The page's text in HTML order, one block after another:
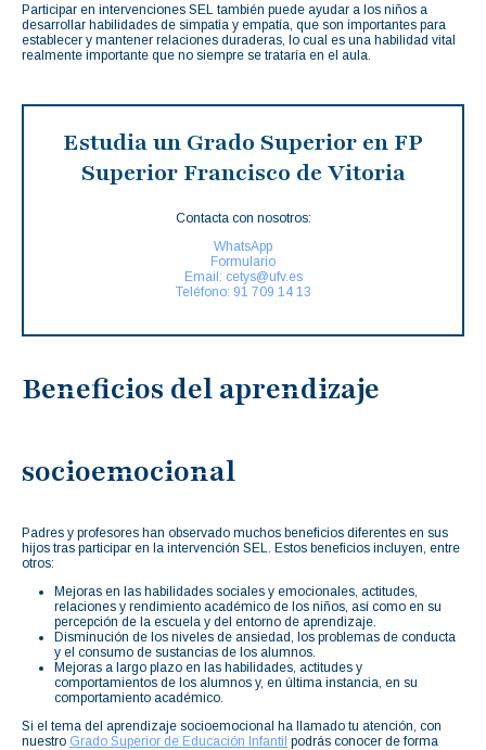
Participar en intervenciones SEL también puede ayudar a los niños a
desarrollar habilidades de simpatía y empatía, que son importantes para
establecer y mantener relaciones duraderas, lo cual es una habilidad vital
realmente importante que no siempre se trataría en el aula.
Estudia un Grado Superior en FP
Superior Francisco de Vitoria
Contacta con nosotros:
WhatsApp
Formulario
Email: cetys@ufv.es
Teléfono: 91 709 14 13
Beneficios del aprendizaje
socioemocional
Padres y profesores han observado muchos beneficios diferentes en sus
hijos tras participar en la intervención SEL. Estos beneficios incluyen, entre
otros:
Mejoras en las habilidades sociales y emocionales, actitudes,
relaciones y rendimiento académico de los niños, así como en su
percepción de la escuela y del entorno de aprendizaje.
Disminución de los niveles de ansiedad, los problemas de conducta
y el consumo de sustancias de los alumnos.
Mejoras a largo plazo en las habilidades, actitudes y
comportamientos de los alumnos y, en última instancia, en su
comportamiento académico.
Si el tema del aprendizaje socioemocional ha llamado tu atención, con
nuestro Grado Superior de Educación Infantil podrás conocer de forma